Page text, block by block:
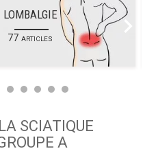
LOMBALGIE
77ARTICLES
SCIATIQUE
A